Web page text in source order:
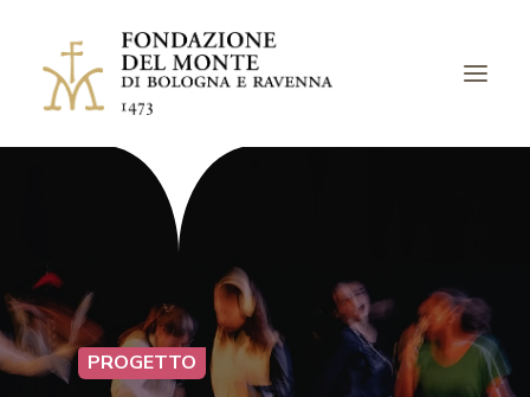
LA FONDAZIONE
PROGETTI
EVENTI
LUOGHIPROGETTO